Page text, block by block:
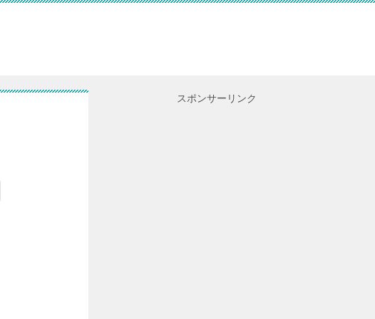
スポンサーリンク